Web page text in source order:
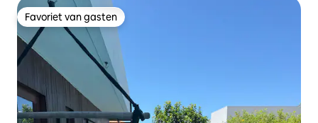
Favoriet van gasten
Favoriet van gasten